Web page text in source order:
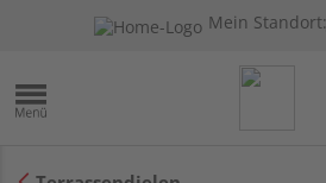
Mein Standort: